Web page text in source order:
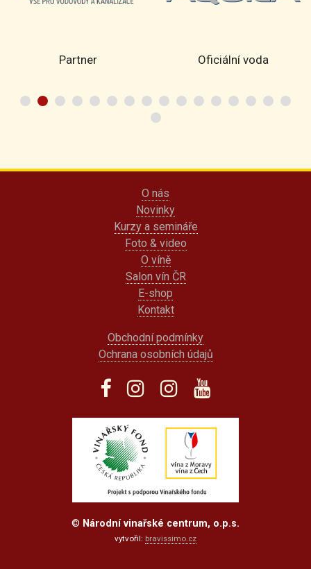
Partner Oficiální voda
O nás
Novinky
Kurzy a semináře
Foto & video
O víně
Salon vín ČR
E-shop
Kontakt
Obchodní podmínky
Ochrana osobních údajů
© Národní vinařské centrum, o.p.s.
vytvořil: bravissimo.cz